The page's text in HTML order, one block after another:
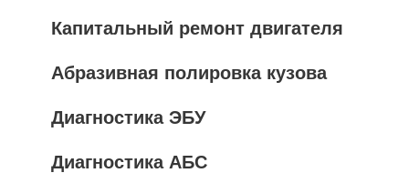
Капитальный ремонт двигателя
Абразивная полировка кузова
Диагностика ЭБУ
Диагностика АБС